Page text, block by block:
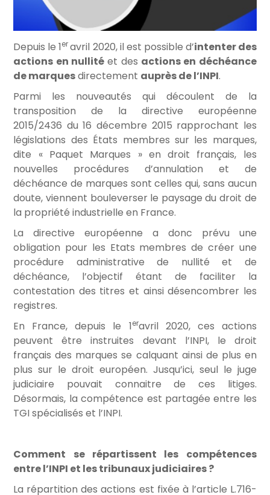
Depuis le 1eravril 2020, il est possible d’intenter des
actions en nullité et des actions en déchéance
de marquesdirectement auprès de l’INPI.
Parmi les nouveautés qui découlent de la
transposition de la directive européenne
2015/2436 du 16 décembre 2015 rapprochant les
législations des États membres sur les marques,
dite « Paquet Marques » en droit français, les
nouvelles procédures d’annulation et de
déchéance de marques sont celles qui, sans aucun
doute, viennent bouleverser le paysage du droit de
la propriété industrielle en France.
La directive européenne a donc prévu une
obligation pour les Etats membres de créer une
procédure administrative de nullité et de
déchéance, l’objectif étant de faciliter la
contestation des titres et ainsi désencombrer les
registres.
En France, depuis le 1eravril 2020, ces actions
peuvent être instruites devant l’INPI, le droit
français des marques se calquant ainsi de plus en
plus sur le droit européen. Jusqu’ici, seul le juge
judiciaire pouvait connaitre de ces litiges.
Désormais, la compétence est partagée entre les
TGI spécialisés et l’INPI.
Comment se répartissent les compétences
entre l’INPI et les tribunaux judiciaires ?
La répartition des actions est fixée à l’article L.716-